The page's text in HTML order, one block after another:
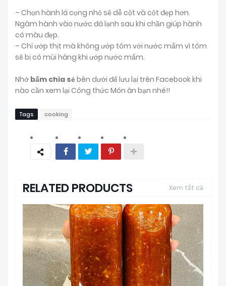
– Chọn hành lá cọng nhỏ sẽ dễ cột và cột đẹp hơn.
Ngâm hành vào nước đá lạnh sau khi chần giúp hành
có màu đẹp.
– Chỉ ướp thịt mà không ướp tôm với nước mắm vì tôm
sẽ bị có mùi hăng khi ướp nước mắm.
Nhớ bấm chia sẻbên dưới để lưu lại trên Facebook khi
nào cần xem lại Công thức Món ăn bạn nhé!!
Tags cooking
RELATED PRODUCTS Xem tất cả